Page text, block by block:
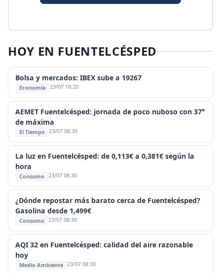
HOY EN FUENTELCÉSPED
Bolsa y mercados: IBEX sube a 19267
Economía 23/07 18:20
AEMET Fuentelcésped: jornada de poco nuboso con 37°
de máxima
El Tiempo 23/07 08:30
La luz en Fuentelcésped: de 0,113€ a 0,381€ según la
hora
Consumo 23/07 08:30
¿Dónde repostar más barato cerca de Fuentelcésped?
Gasolina desde 1,499€
Consumo 23/07 08:30
AQI 32 en Fuentelcésped: calidad del aire razonable
hoy
Medio Ambiente 23/07 08:30